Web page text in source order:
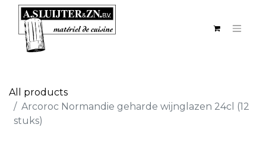
All products
Arcoroc Normandie geharde wijnglazen 24cl (12
stuks)